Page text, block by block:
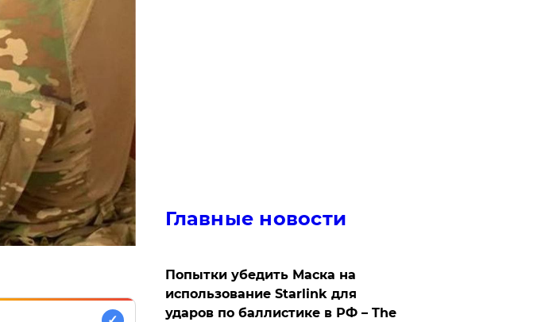
Главные новости
Попытки убедить Маска на
использование Starlink для
ударов по баллистике в РФ – The